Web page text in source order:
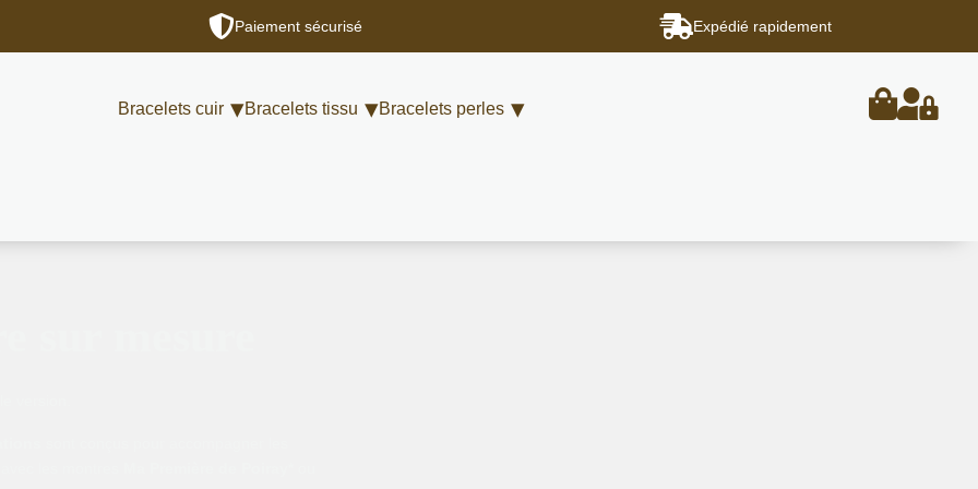
Paiement sécurisé Expédié rapidement
Bracelets cuir Bracelets tissu Bracelets perles